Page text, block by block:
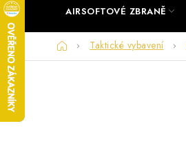
AIRSOFTOVÉ ZBRANĚ
DomůTaktické vybavení